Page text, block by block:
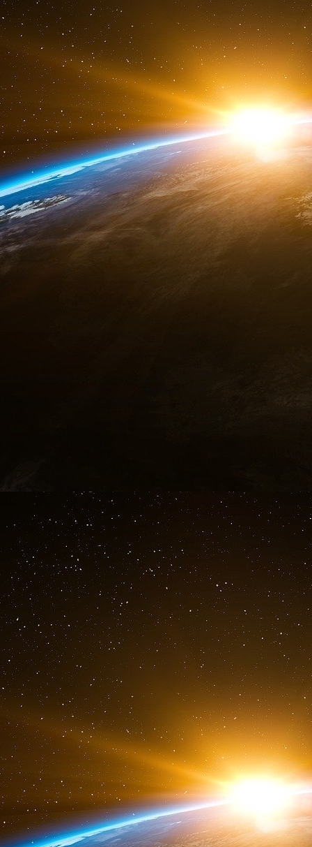
Denis et leur permettre d’accéder aux
avons aidé plus de 150 entreprises à
cadre des Jeux olympiques, et nous avons
le territoire », soutient Nicolas Hazard,
( Depuis juillet 2020, Nicolas Hazard, est
sociale et solidaire à la Commission
Leyen et du commissaire chargé de l’emploi
Une participante au programme
entrepreneurs du 93 dans leur
Sarah Ouattara est fondatrice et
développement économique qui mobilise les
professionnels et accompagne les grands
inclusifs. « Mon idée est venue de la
attractif pour les entreprises, mais avec
problème de l’accès à l’emploi », décrit-elle.
responsable France pour WEConnect
entreprises dirigées par des femmes à des
Une initiative dont le développement en
devons poursuivre nos efforts pour rendre
inclusifs », insiste Laura Valentina Natera.
Annabelle Azoulay, managing director au
rappelle le lancement de « Spark France
soutenir la diversité et l’inclusion dans les
portefeuilles. En partenariat avec Bpifrance,
de dollars dans des fonds de capital- risque
partie ou complètement par des femmes. «
pour les femmes entrepreneurs, défend
un accès à notre réseau, en particulier aux
« Seulement 19 % des sociétés de
partners/associés féminins », ajoute Rémi
de capital développement au sein de la
d’investissement de Bpifrance Spark est
de gestion qui sont détenues pour au moins
montre à nouveau que l’engagement de
et avec un objectif d’impact toujours plus